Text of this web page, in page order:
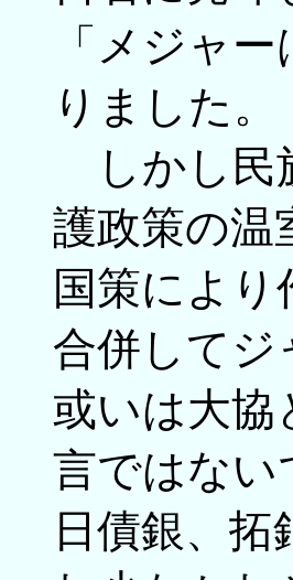
「メジャ
りました。
しかし民
護政策の温
国策によ
合併してジ
或いは大協
言ではない
日債銀、